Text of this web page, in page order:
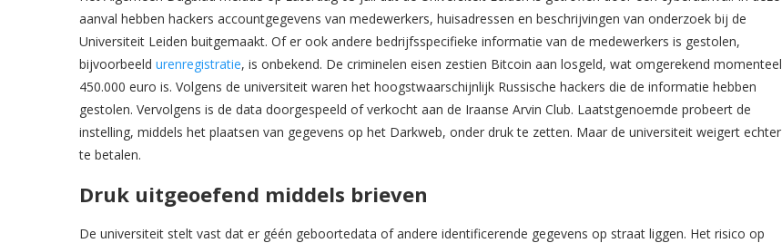
aanval hebben hackers accountgegevens van medewerkers, huisadressen en beschrijvingen van onderzoek bij de
Universiteit Leiden buitgemaakt. Of er ook andere bedrijfsspecifieke informatie van de medewerkers is gestolen,
bijvoorbeeld urenregistratie, is onbekend. De criminelen eisen zestien Bitcoin aan losgeld, wat omgerekend momenteel
450.000 euro is. Volgens de universiteit waren het hoogstwaarschijnlijk Russische hackers die de informatie hebben
gestolen. Vervolgens is de data doorgespeeld of verkocht aan de Iraanse Arvin Club. Laatstgenoemde probeert de
instelling, middels het plaatsen van gegevens op het Darkweb, onder druk te zetten. Maar de universiteit weigert echter
te betalen.
Druk uitgeoefend middels brieven
De universiteit stelt vast dat er géén geboortedata of andere identificerende gegevens op straat liggen. Het risico op